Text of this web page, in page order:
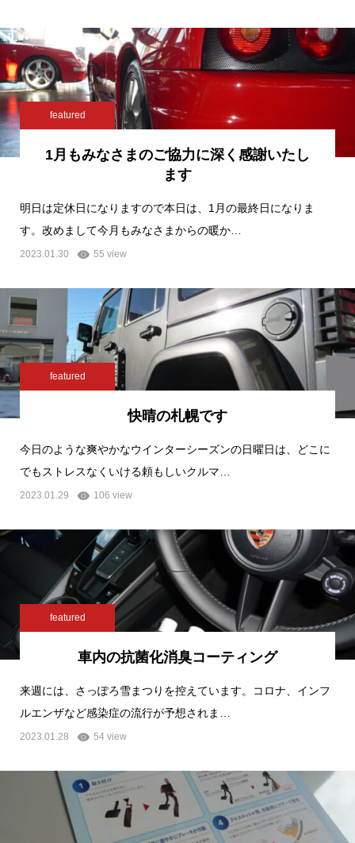
featured
1月もみなさまのご協力に深く感謝いたし
ます
明日は定休日になりますので本日は、1月の最終日になりま
す。改めまして今月もみなさまからの暖か…
2023.01.30 55 view
featured
快晴の札幌です
今日のような爽やかなウインターシーズンの日曜日は、どこに
でもストレスなくいける頼もしいクルマ…
2023.01.29 106 view
featured
車内の抗菌化消臭コーティング
来週には、さっぽろ雪まつりを控えています。コロナ、インフ
ルエンザなど感染症の流行が予想されま…
2023.01.28 54 view